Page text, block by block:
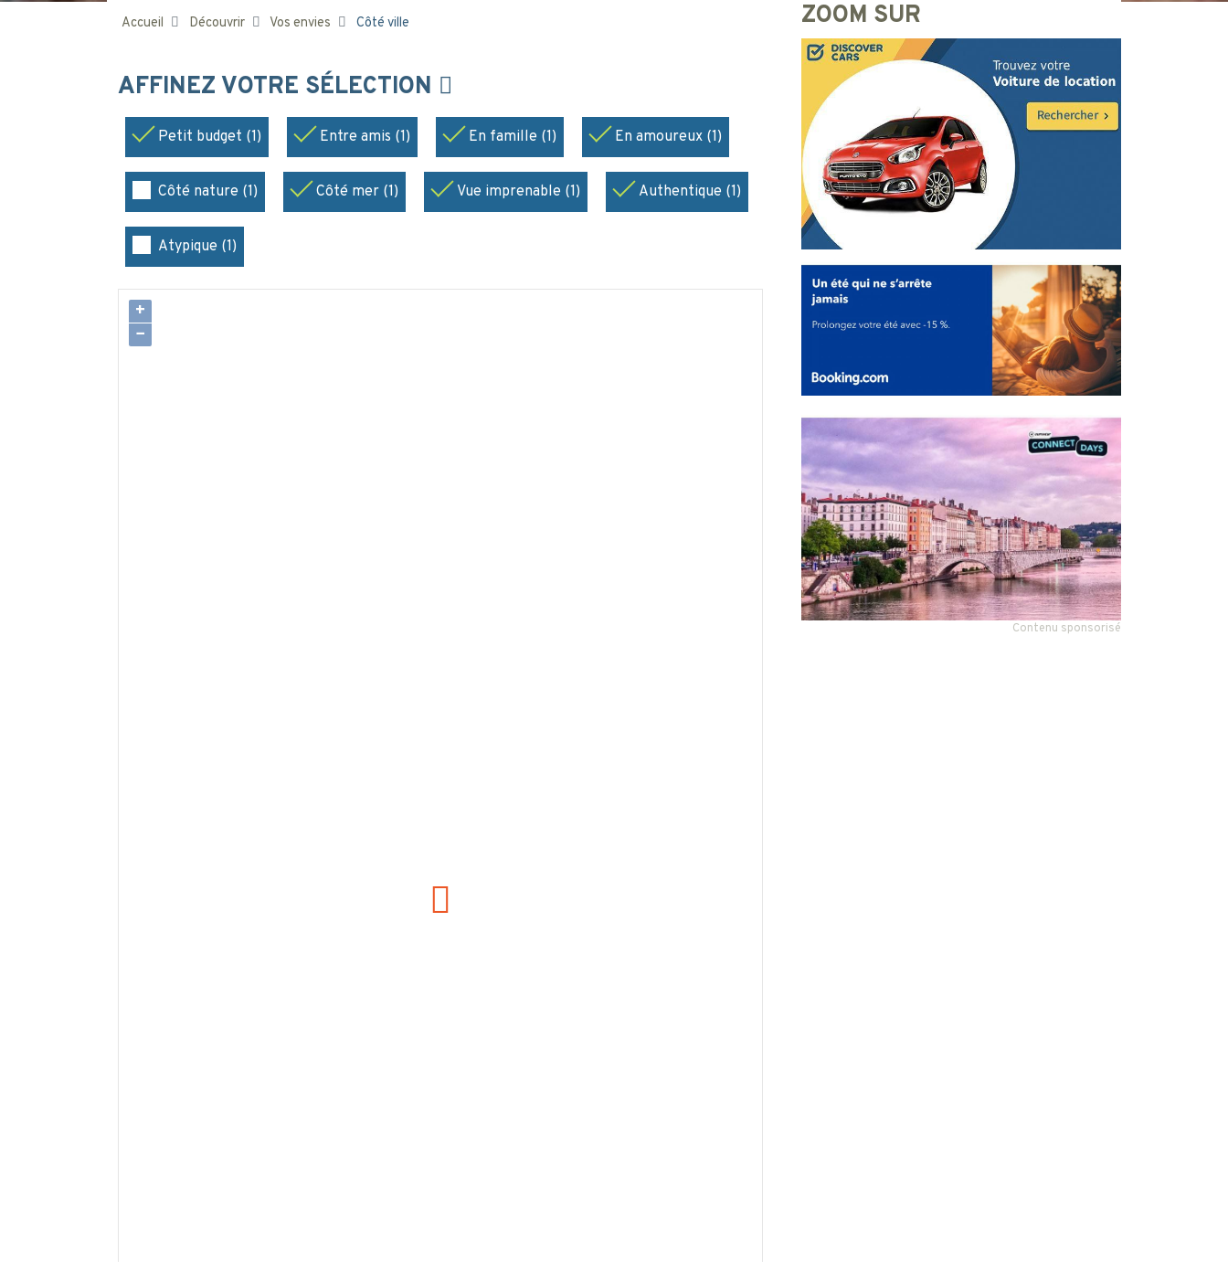
Accueil Découvrir Vos envies Côté ville
AFFINEZ VOTRE SÉLECTION
Petit budget (1) Entre amis (1) En famille (1) En amoureux (1)
Côté nature (1) Côté mer (1) Vue imprenable (1) Authentique (1)
Atypique (1)
+
−
ZOOM SUR
Contenu sponsorisé